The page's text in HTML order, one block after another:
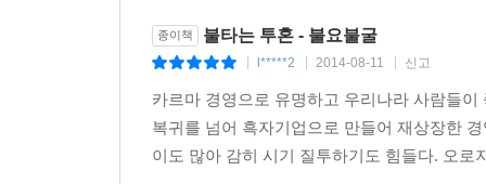
대의명분을 잃지 않았다. 단기적인 수익이 아니
사업을 지속할 수 있었고, 국민들에게 저렴한
국가 경제에 미칠 악영향을 염려하고, 국민들의
이나모리 가즈오는 이 책을 통해 무슨 일이 있어
함께 갖출 것을 주문한다. 또 그러한 마음을 가
종이책 불타는 투혼 - 불요불굴
l*****2 2014-08-11 신고
카르마 경영으로 유명하고 우리나라 사람들
복귀를 넘어 흑자기업으로 만들어 재상장한
이도 많아 감히 시기 질투하기도 힘들다. 오